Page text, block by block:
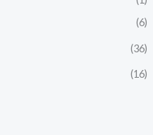
(6)
(36)
(16)